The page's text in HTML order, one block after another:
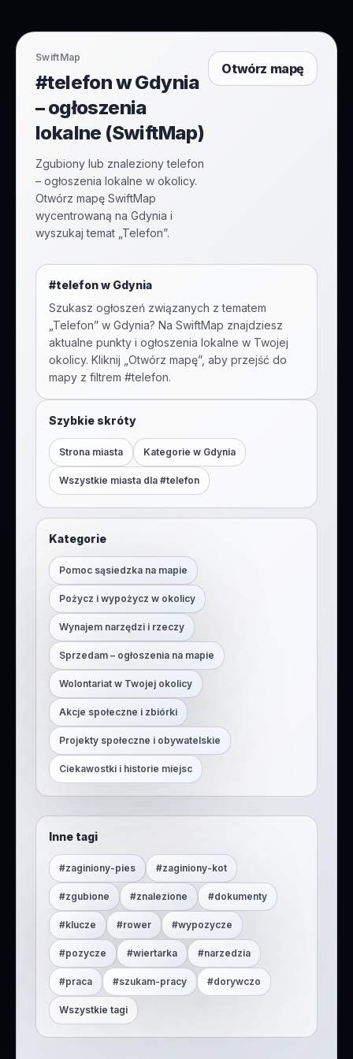
SwiftMap
#telefon w Gdynia
– ogłoszenia
lokalne (SwiftMap)
Zgubiony lub znaleziony telefon
– ogłoszenia lokalne w okolicy.
Otwórz mapę SwiftMap
wycentrowaną na Gdynia i
wyszukaj temat „Telefon”.
Otwórz mapę
#telefonw Gdynia
Szukasz ogłoszeń związanych z tematem
Telefon” w Gdynia? Na SwiftMap znajdziesz
aktualne punkty i ogłoszenia lokalne w Twojej
okolicy. Kliknij „Otwórz mapę”, aby przejść do
mapy z filtrem #telefon.
Szybkie skróty
Strona miasta Kategorie w Gdynia
Wszystkie miasta dla #telefon
Kategorie
Pomoc sąsiedzka na mapie
Pożycz i wypożycz w okolicy
Wynajem narzędzi i rzeczy
Sprzedam – ogłoszenia na mapie
Wolontariat w Twojej okolicy
Akcje społeczne i zbiórki
Projekty społeczne i obywatelskie
Ciekawostki i historie miejsc
Inne tagi
#zaginiony-pies #zaginiony-kot
#zgubione #znalezione #dokumenty
#klucze #rower #wypozycze
#pozycze #wiertarka #narzedzia
#praca #szukam-pracy #dorywczo
Wszystkie tagi